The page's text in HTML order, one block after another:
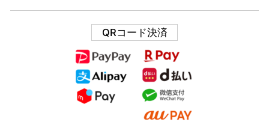
QRコード決済